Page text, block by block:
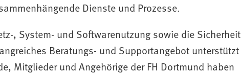
Dienste und Prozesse.
, System- und Softwarenutzung sowie die Sicherheit
Beratungs- und Supportangebot unterstützt
Mitglieder und Angehörige der FH Dortmund haben